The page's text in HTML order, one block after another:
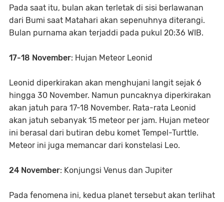
Pada saat itu, bulan akan terletak di sisi berlawanan
dari Bumi saat Matahari akan sepenuhnya diterangi.
Bulan purnama akan terjaddi pada pukul 20:36 WIB.
17-18 November: Hujan Meteor Leonid
Leonid diperkirakan akan menghujani langit sejak 6
hingga 30 November. Namun puncaknya diperkirakan
akan jatuh para 17-18 November. Rata-rata Leonid
akan jatuh sebanyak 15 meteor per jam. Hujan meteor
ini berasal dari butiran debu komet Tempel-Turttle.
Meteor ini juga memancar dari konstelasi Leo.
24 November: Konjungsi Venus dan Jupiter
Pada fenomena ini, kedua planet tersebut akan terlihat